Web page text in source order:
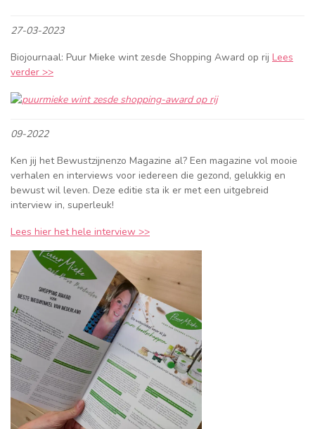
27-03-2023
Biojournaal: Puur Mieke wint zesde Shopping Award op rij Lees
verder >>
09-2022
Ken jij het Bewustzijnenzo Magazine al? Een magazine vol mooie
verhalen en interviews voor iedereen die gezond, gelukkig en
bewust wil leven. Deze editie sta ik er met een uitgebreid
interview in, superleuk! ⁠
Lees hier het hele interview >>